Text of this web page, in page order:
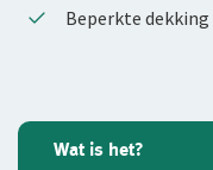
Beperkte
Wat is het?